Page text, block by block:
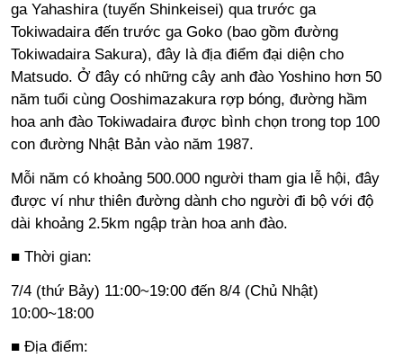
ga Yahashira (tuyến Shinkeisei) qua trước ga
Tokiwadaira đến trước ga Goko (bao gồm đường
Tokiwadaira Sakura), đây là địa điểm đại diện cho
Matsudo. Ở đây có những cây anh đào Yoshino hơn 50
năm tuổi cùng Ooshimazakura rợp bóng, đường hầm
hoa anh đào Tokiwadaira được bình chọn trong top 100
con đường Nhật Bản vào năm 1987.
Mỗi năm có khoảng 500.000 người tham gia lễ hội, đây
được ví như thiên đường dành cho người đi bộ với độ
dài khoảng 2.5km ngập tràn hoa anh đào.
■ Thời gian:
7/4 (thứ Bảy) 11:00~19:00 đến 8/4 (Chủ Nhật)
10:00~18:00
■ Địa điểm: